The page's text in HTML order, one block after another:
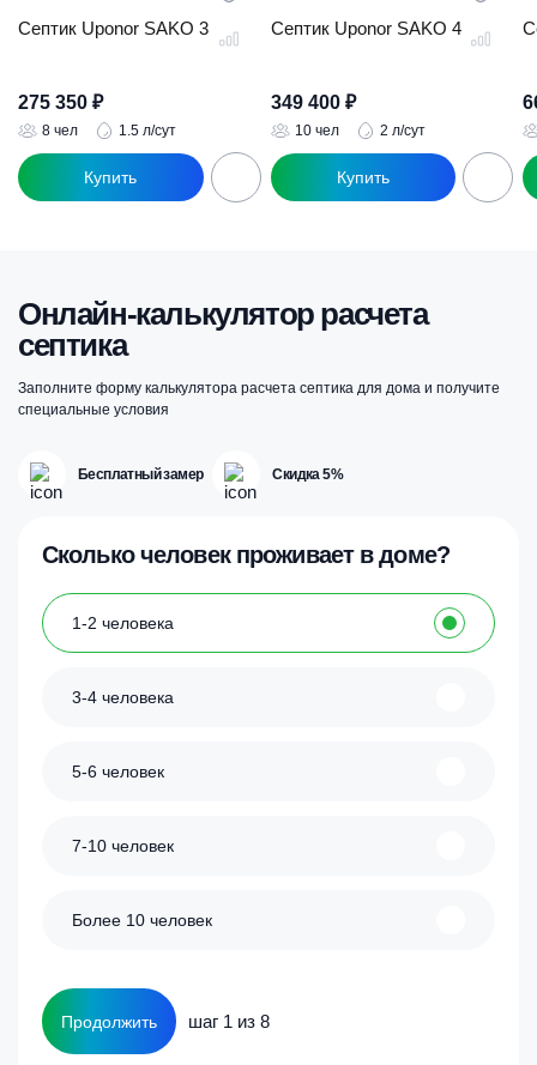
Септик Uponor SAKO 3
275 350 ₽
8 чел 1.5 л/сут
Септик Uponor SAKO 4
349 400 ₽
10 чел 2 л/сут
Онлайн-калькулятор расчета
септика
Заполните форму калькулятора расчета септика для дома и получите
специальные условия
Бесплатный замер Скидка 5%
Сколько человек проживает в доме?
1-2 человека
3-4 человека
5-6 человек
7-10 человек
Более 10 человек
Продолжить шаг 1 из 8